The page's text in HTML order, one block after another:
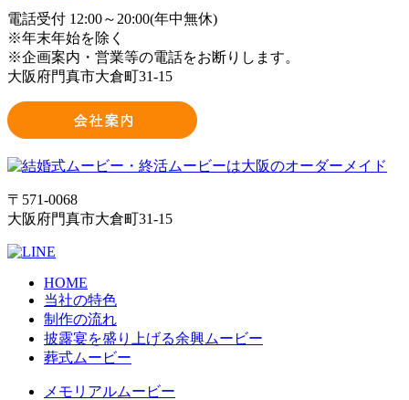
電話受付 12:00～20:00(年中無休)
※年末年始を除く
※企画案内・営業等の電話をお断りします。
大阪府門真市大倉町31-15
〒571-0068
大阪府門真市大倉町31-15
HOME
当社の特色
制作の流れ
披露宴を盛り上げる余興ムービー
葬式ムービー
メモリアルムービー